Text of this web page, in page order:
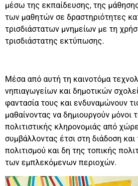
μέσω της εκπαίδευσης, της
των μαθητών σε δραστηριότητες
τρισδιάστατων μνημείων με τη
τρισδιάστατης εκτύπωσης.
Μέσα από αυτή τη καινοτόμα
νηπιαγωγείων και δημοτικών
φαντασία τους και ενδυναμώνουν
μαθαίνοντας να δημιουργούν μόνοι
πολιτιστικής κληρονομιάς από
συμβάλλοντας έτσι στη διάδοση
πολιτισμού και δη της τοπικής
των εμπλεκόμενων περιοχών.